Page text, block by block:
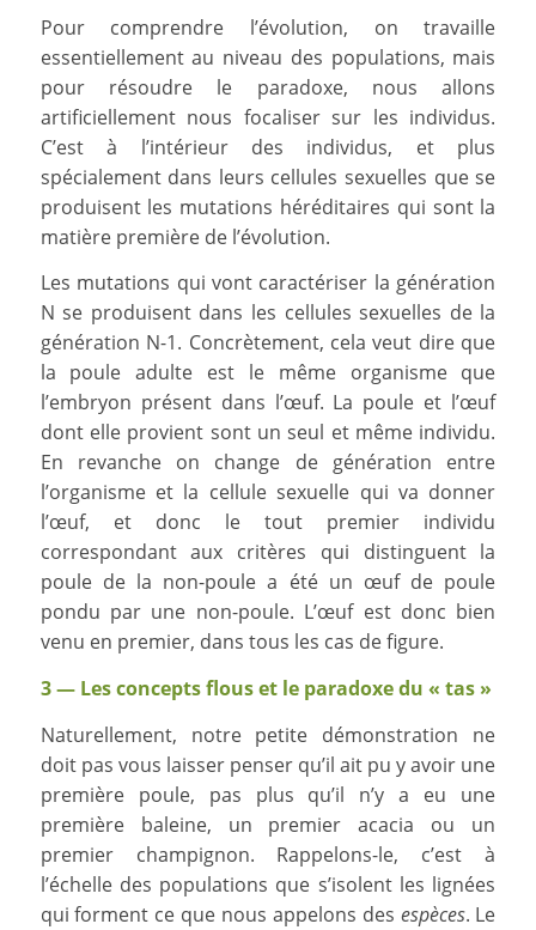
Pour comprendre l’évolution, on travaille
essentiellement au niveau des populations, mais
pour résoudre le paradoxe, nous allons
artificiellement nous focaliser sur les individus.
C’est à l’intérieur des individus, et plus
spécialement dans leurs cellules sexuelles que se
produisent les mutations héréditaires qui sont la
matière première de l’évolution.
Les mutations qui vont caractériser la génération
N se produisent dans les cellules sexuelles de la
génération N-1. Concrètement, cela veut dire que
la poule adulte est le même organisme que
l’embryon présent dans l’œuf. La poule et l’œuf
dont elle provient sont un seul et même individu.
En revanche on change de génération entre
l’organisme et la cellule sexuelle qui va donner
l’œuf, et donc le tout premier individu
correspondant aux critères qui distinguent la
poule de la non-poule a été un œuf de poule
pondu par une non-poule. L’œuf est donc bien
venu en premier, dans tous les cas de figure.
3 — Les concepts flous et le paradoxe du « tas »
Naturellement, notre petite démonstration ne
doit pas vous laisser penser qu’il ait pu y avoir une
première poule, pas plus qu’il n’y a eu une
première baleine, un premier acacia ou un
premier champignon. Rappelons-le, c’est à
l’échelle des populations que s’isolent les lignées
qui forment ce que nous appelons des espèces. Le